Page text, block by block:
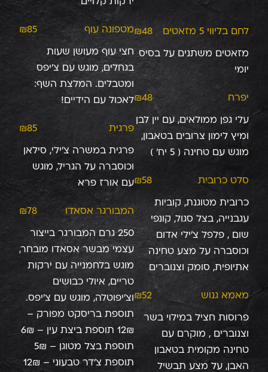
לחם בליווי 5 מזאטים ₪48
מזאטים משתנים על בסיס
יומי
יפרח ₪48
עלי גפן ממולאים, עם יין לבן
ומיץ לימון צרובים בטאבון,
מוגש עם טחינה ( 5 יח' )
סלט כרובית ₪58
כרובית מטוגנת, קוביות
עגבנייה, בצל סגול, קונפי
שום , פלפל צ’ילי אדום
וכוסברה על מצע טחינה
אתיופית, סומק וצנוברים
מאמא גנוש ₪52
פרוסות חציל במילוי בשר
וצנוברים , מוקרם עם
טחינה מקומית בטאבון
האבן, על מצע תבשיל
מטפונה עוף ₪85
חצי עוף מעושן שעות
בגחלים, מוגש עם צ’יפס
ומטבלים. המלצת השף:
לאכול עם הידיים!
פרגית ₪85
פרגית במשרה צ'ילי, סילאן
וכוסברה על הגריל, מוגש
עם אורז פרא
המבורגר אסאדו ₪78
250 גרם המבורגר בייצור
עצמי מבשר אסאדו מובחר,
מוגש בלחמנייה עם ירקות
טריים, איולי כבושים
וצ'יפוטלה, מוגש עם צ'יפס.
תוספת בריסקט מפורק –
12₪ תוספת ביצת עין – 6₪
תוספת בצל מטוגן – 5₪
תוספת צ'דר טבעוני – 12₪